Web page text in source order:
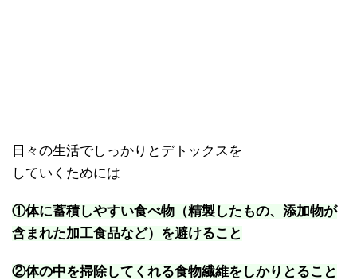
日々の生活でしっかりとデトックスを
していくためには
①体に蓄積しやすい食べ物（精製したもの、添加物が
含まれた加工食品など）を避けること
②体の中を掃除してくれる食物繊維をしかりとること